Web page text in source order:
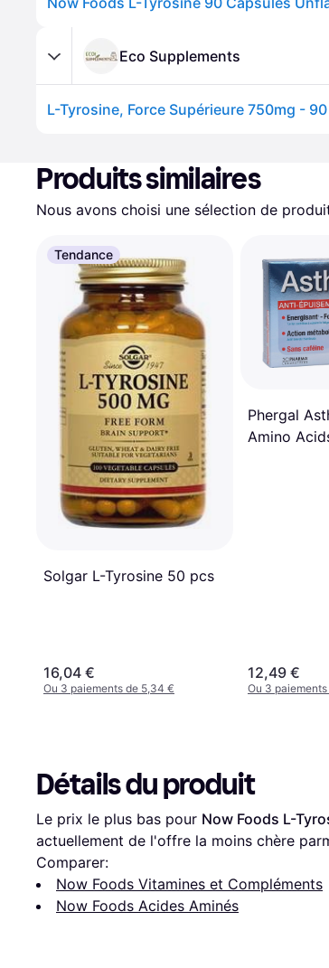
Eco Supplements
L-Tyrosine, Force Supérieure 750mg -
Produits similaires
Nous avons choisi une sélection de
Tendance
Solgar L-Tyrosine 50 pcs
16,04 €
Ou 3 paiements de 5,34 €
Phergal
Amino
12,49 €
Ou 3 paiements
Détails du produit
Le prix le plus bas pour Now Foods L-
actuellement de l'offre la moins chère
Comparer:
Now Foods Vitamines et Compléments
Now Foods Acides Aminés